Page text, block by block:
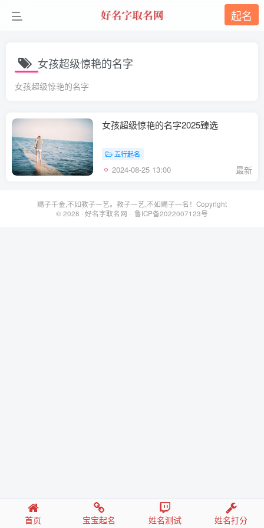
起名
女孩超级惊艳的名字
女孩超级惊艳的名字
女孩超级惊艳的名字2025臻选
五行起名
2024-08-25 13:00 最新
赐子千金,不如教子一艺。教子一艺,不如赐子一名！Copyright
© 2028 · 好名字取名网 · 鲁ICP备2022007123号
首页 宝宝起名 姓名测试 姓名打分